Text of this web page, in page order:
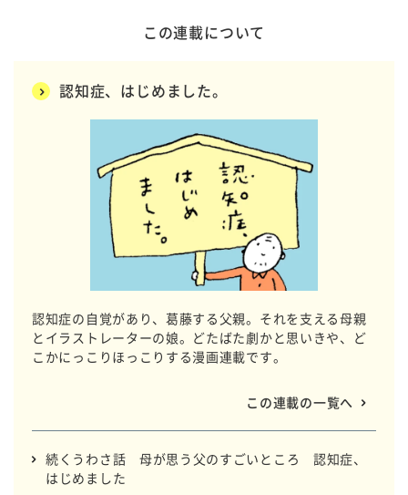
この連載について
認知症、はじめました。
認知症の自覚があり、葛藤する父親。それを支える母親
とイラストレーターの娘。どたばた劇かと思いきや、ど
こかにっこりほっこりする漫画連載です。
この連載の一覧へ
続くうわさ話 母が思う父のすごいところ 認知症、
はじめました